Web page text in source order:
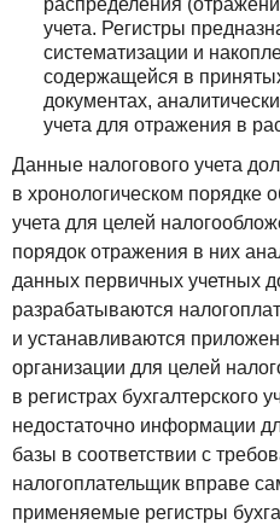
распределения
учета. Регистры
систематизации и
содержащейся в
документах,
учета для отражения в
Данные налогового учета
в хронологическом порядке
учета для целей
порядок отражения в них
данных первичных учетных
разрабатываются
и устанавливаются
организации для целей
в регистрах бухгалтерского
недостаточно информации
базы в соответствии с
налогоплательщик вправе
применяемые регистры